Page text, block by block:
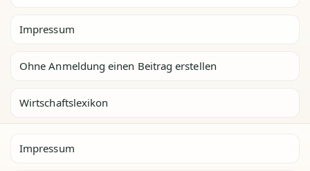
Impressum
Ohne Anmeldung einen Beitrag erstellen
Wirtschaftslexikon
Impressum